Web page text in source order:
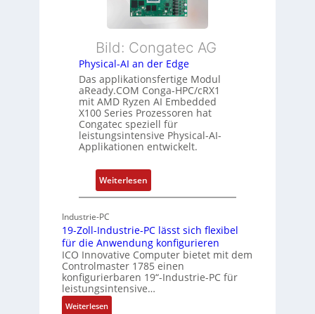
n
d
ü
b
e
r
w
a
c
h
u
n
g
r
i
s
t
u
n
g
i
b
e
E
t
h
e
r
c
a
t
-
A
c
h
i
t
e
Bild: Congatec AG
Physical-AI an der Edge
Das applikationsfertige Modul
aReady.COM Conga-HPC/cRX1
mit AMD Ryzen AI Embedded
X100 Series Prozessoren hat
Congatec speziell für
leistungsintensive Physical-AI-
Applikationen entwickelt.
Weiterlesen:
P
s
i
c
a
Industrie-PC
19-Zoll-Industrie-PC lässt sich flexibel
für die Anwendung konfigurieren
ICO Innovative Computer bietet mit dem
Controlmaster 1785 einen
konfigurierbaren 19“-Industrie-PC für
leistungsintensive…
Weiterlesen: